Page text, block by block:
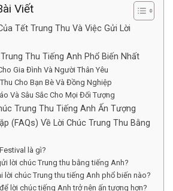
Viết
Tết Trung Thu Và Việc Gửi Lời
Thu Tiếng Anh Phổ Biến Nhất
Gia Đình Và Người Thân Yêu
Cho Bạn Bè Và Đồng Nghiệp
Và Sâu Sắc Cho Mọi Đối Tượng
Trung Thu Tiếng Anh Ấn Tượng
(FAQs) Về Lời Chúc Trung Thu Bằng
là gì?
lời chúc Trung thu bằng tiếng Anh?
lời chúc Trung thu tiếng Anh phổ biến nào?
lời chúc tiếng Anh trở nên ấn tượng hơn?